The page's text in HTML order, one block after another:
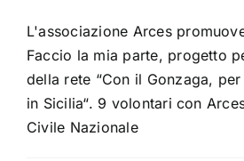
L'associazione Arces
Faccio la mia parte, progetto
della rete “Con il Gonzaga,
in Sicilia“. 9 volontari con
Civile Nazionale